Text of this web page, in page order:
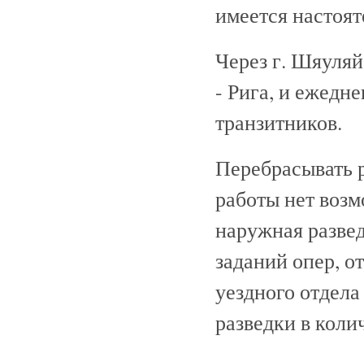
имеется
Через г.
- Рига, и
транзитников.
Перебрасывать
работы нет
наружная
заданий опер,
уездного
разведки в